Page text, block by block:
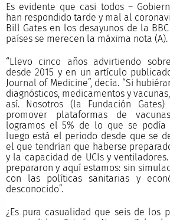
Es evidente que casi todos –
han respondido tarde y mal al
Bill Gates en los desayunos de la
países se merecen la máxima nota (A).
“Llevo cinco años advirtiendo
desde 2015 y en un artículo
Journal of Medicine”, decía. “Si
diagnósticos, medicamentos y
así. Nosotros (la Fundación Gates)
promover plataformas de
logramos el 5% de lo que se podía
luego está el periodo desde que se
el que tendrían que haberse
y la capacidad de UCIs y
prepararon y aquí estamos: sin
con las políticas sanitarias y
desconocido”.
¿Es pura casualidad que seis de los